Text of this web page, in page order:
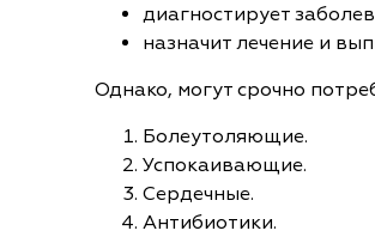
диагностирует
назначит лечение и
Однако, могут срочно
Болеутоляющие.
Успокаивающие.
Сердечные.
Антибиотики.